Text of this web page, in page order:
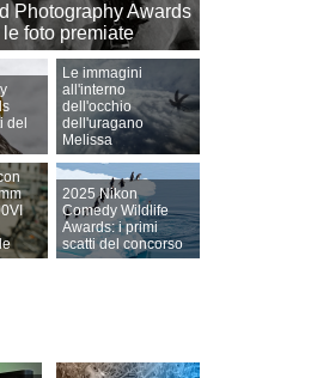
Photography Awards
foto premiate
del
Le immagini
all'interno
dell'occhio
dell'uragano
Melissa
2025 Nikon
Comedy Wildlife
Awards: i primi
scatti del concorso